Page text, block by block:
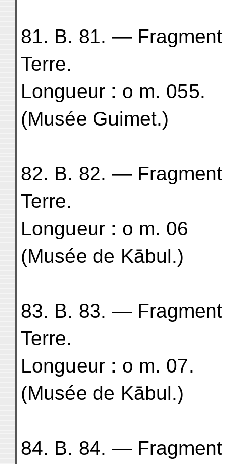
81. B. 81. — Fragment
Terre.
Longueur : o m. 055.
(Musée Guimet.)
82. B. 82. —
Terre.
Longueur : o m. 06
(Musée de Kābul.)
83. B. 83. —
Terre.
Longueur : o m. 07.
(Musée de Kābul.)
84. B. 84. — Fragment